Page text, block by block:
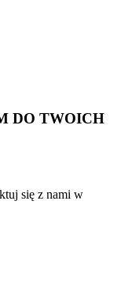
DO TWOICH
się z nami w